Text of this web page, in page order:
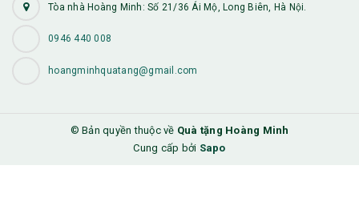
Tòa nhà Hoàng Minh: Số 21/36 Ái Mộ, Long Biên, Hà Nội.
0946 440 008
hoangminhquatang@gmail.com
© Bản quyền thuộc về Quà tặng Hoàng Minh
Cung cấp bởi Sapo